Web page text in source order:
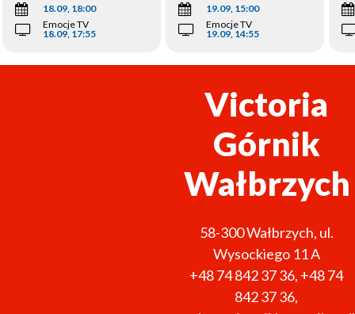
18.09, 18:00
Emocje TV
18.09, 17:55
19.09, 15:00
Emocje TV
19.09, 14:55
Victoria
Górnik
Wałbrzych
58-300Wałbrzych, ul.
Wysockiego 11 A
+48 74 842 37 36, +48 74
842 37 36,